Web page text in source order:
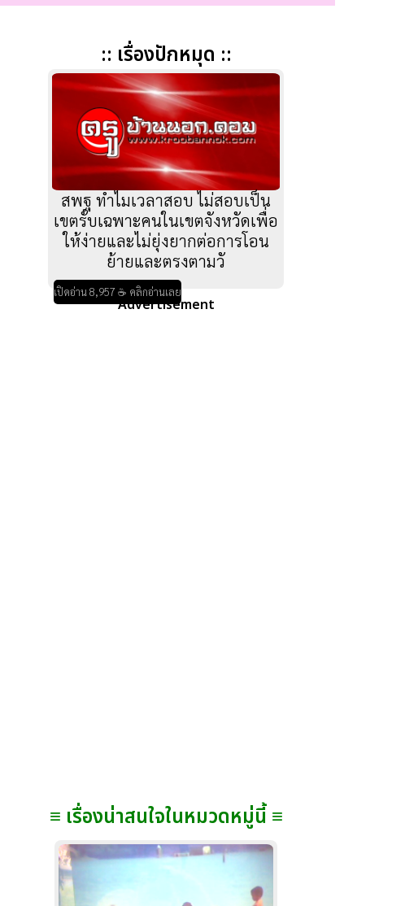
:: เรื่องปักหมุด ::
สพฐ ทำไมเวลาสอบ ไม่สอบเป็น
เขตรับเฉพาะคนในเขตจังหวัดเพื่อ
ให้ง่ายและไม่ยุ่งยากต่อการโอน
ย้ายและตรงตามวั
เปิดอ่าน 8,957 ☕ คลิกอ่านเลย
Advertisement
≡ เรื่องน่าสนใจในหมวดหมู่นี้ ≡